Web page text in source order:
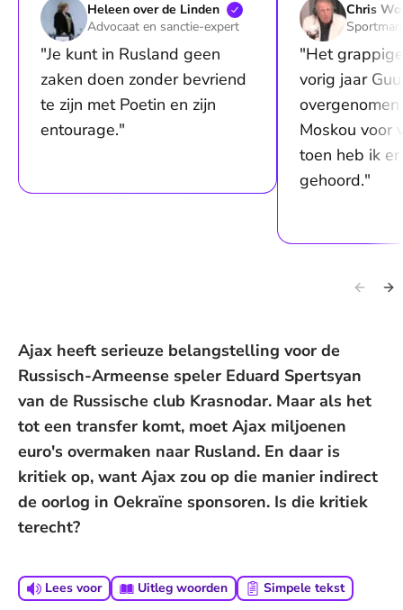
Heleen over de Linden
Advocaat en sanctie-expert
"Je kunt in Rusland geen
zaken doen zonder bevriend
te zijn met Poetin en zijn
entourage."
Chris
"Het
vorig jaar
Moskou voor
toen heb ik
gehoord."
Ajax heeft serieuze belangstelling voor de
Russisch-Armeense speler Eduard Spertsyan
van de Russische club Krasnodar. Maar als het
tot een transfer komt, moet Ajax miljoenen
euro's overmaken naar Rusland. En daar is
kritiek op, want Ajax zou op die manier indirect
de oorlog in Oekraïne sponsoren. Is die kritiek
terecht?
Lees voor Uitleg woorden Simpele tekst